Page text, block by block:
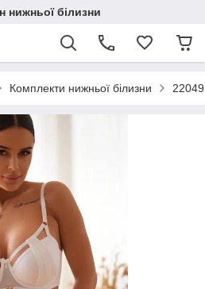
нижньої білизни
Комплекти нижньої білизни